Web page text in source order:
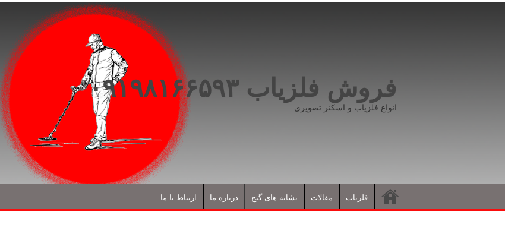
فروش فلزیاب ۰۹۱۹۸۱۶۶۵۹۳
انواع فلزیاب و اسکنر تصویری
فلزیاب مقالات نشانه های گنج درباره ما ارتباط با ما